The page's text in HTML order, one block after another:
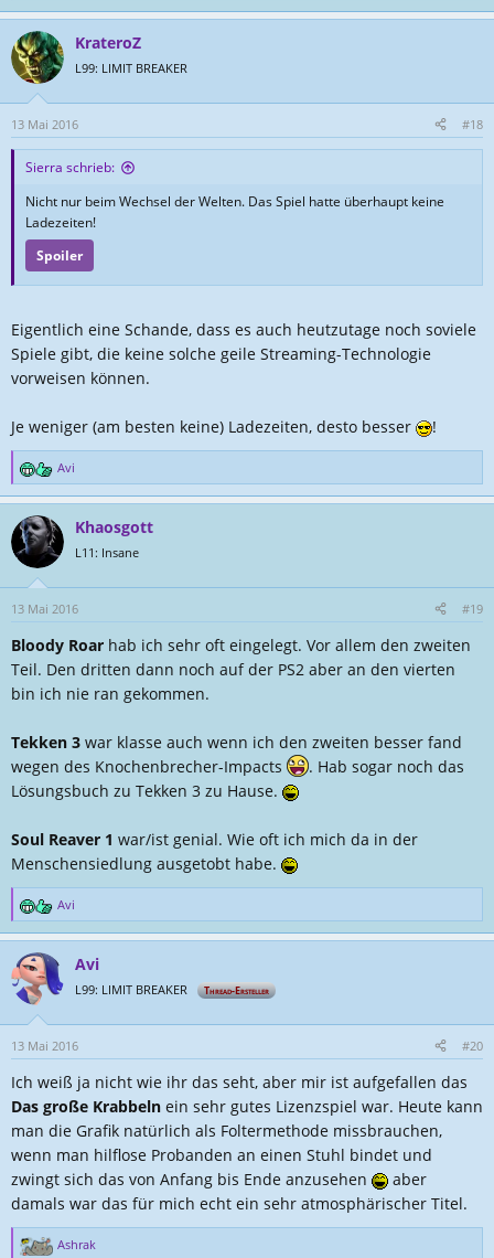
e
k
t
o
n
e
n
KrateroZ
L99: LIMIT BREAKER
13 Mai 2016 #18
Sierra schrieb:
Nicht nur beim Wechsel der Welten. Das Spiel hatte überhaupt keine
Ladezeiten!
Spoiler
Eigentlich eine Schande, dass es auch heutzutage noch soviele
Spiele gibt, die keine solche geile Streaming-Technologie
vorweisen können.
Je weniger (am besten keine) Ladezeiten, desto besser !
R
e
k
t
o
n
n
:
Avi
Khaosgott
L11: Insane
13 Mai 2016 #19
Bloody Roar hab ich sehr oft eingelegt. Vor allem den zweiten
Teil. Den dritten dann noch auf der PS2 aber an den vierten
bin ich nie ran gekommen.
Tekken 3 war klasse auch wenn ich den zweiten besser fand
wegen des Knochenbrecher-Impacts
. Hab sogar noch das
Lösungsbuch zu Tekken 3 zu Hause.
Soul Reaver 1 war/ist genial. Wie oft ich mich da in der
Menschensiedlung ausgetobt habe.
R
e
k
t
o
n
e
n
:
Avi
Avi
L99: LIMIT BREAKER Thread-Ersteller
13 Mai 2016 #20
Ich weiß ja nicht wie ihr das seht, aber mir ist aufgefallen das
Das große Krabbeln ein sehr gutes Lizenzspiel war. Heute kann
man die Grafik natürlich als Foltermethode missbrauchen,
wenn man hilflose Probanden an einen Stuhl bindet und
zwingt sich das von Anfang bis Ende anzusehen
aber
damals war das für mich echt ein sehr atmosphärischer Titel.
R
Ashrak